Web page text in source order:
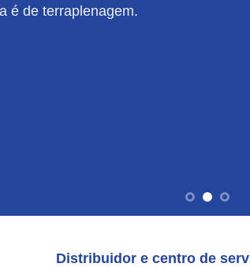
é de terraplenagem.
Distribuidor e centro de